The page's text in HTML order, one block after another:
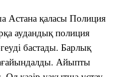
Астана қаласы Полиция
аудандық полиция
бастады. Барлық
Айыпты